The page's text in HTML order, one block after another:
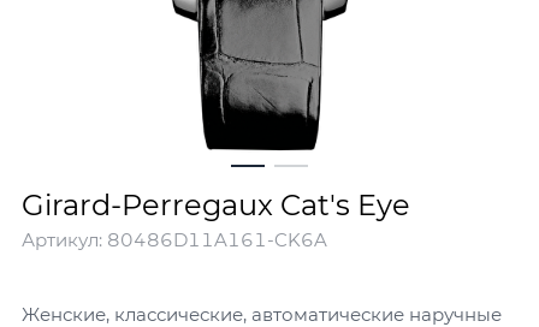
Girard-Perregaux Cat's Eye
Артикул: 80486D11A161-CK6A
Женские, классические, автоматические наручные